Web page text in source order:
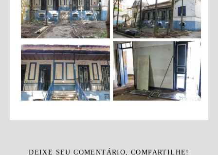
DEIXE SEU COMENTÁRIO, COMPARTILHE!